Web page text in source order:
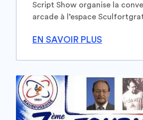
Script Show organise la
arcade à l’espace
EN SAVOIR PLUS